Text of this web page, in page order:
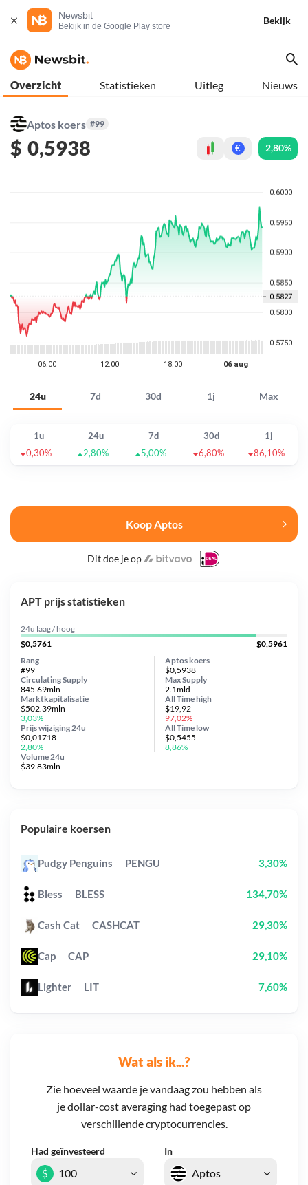
Newsbit
Bekijk in de Google Play store
Bekijk
Overzicht Statistieken Uitleg Nieuws
Aptos koers #99
$ 0,5938 € 2,80%
24u 7d 30d 1j Max
Koop Aptos
Dit doe je op
1u 24u 7d 30d
1j
0,30%
2,80% 5,00% 6,80% 86,10%
Wat als ik...?
Zie hoeveel waarde je vandaag zou hebben als
je dollar-cost averaging had toegepast op
verschillende cryptocurrencies.
Had geïnvesteerd In
$
APT prijs statistieken
24u laag / hoog
$0,5761
$0,5961
Aptos koers
$0,5938
Circulating Supply
845.69mln
Prijs wijziging 24u
$0,01718
2,80%
Max Supply
2.1mld
Marktkapitalisatie
$502.39mln
3,03%
Volume 24u
$39.83mln
Rang
#99
All Timehigh
$19,92
97,02%
All Time low
$0,5455
8,86%
Populaire koersen
Pudgy Penguins PENGU 3,30%
Bless BLESS 134,70%
Cash Cat CASHCAT 29,30%
Cap CAP 29,10%
Lighter LIT 7,60%